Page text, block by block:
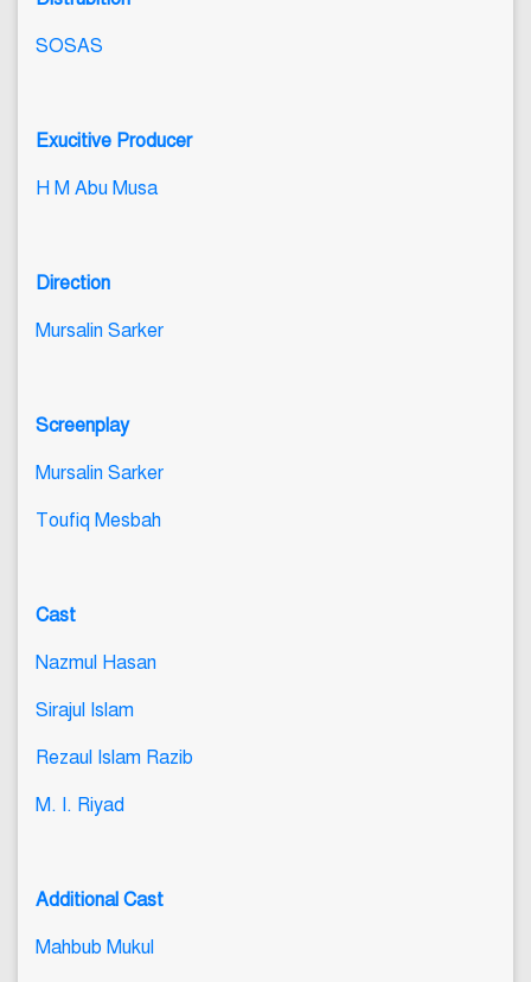
SOSAS
Exucitive Producer
H M Abu Musa
Direction
Mursalin Sarker
Screenplay
Mursalin Sarker
Toufiq Mesbah
Cast
Nazmul Hasan
Sirajul Islam
Rezaul Islam Razib
M. I. Riyad
Additional Cast
Mahbub Mukul